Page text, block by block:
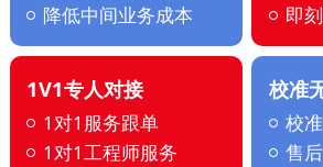
降低中间业务成本
即
1V1专人对接
1对1服务跟单
1对1工程师服务
校准
校
售